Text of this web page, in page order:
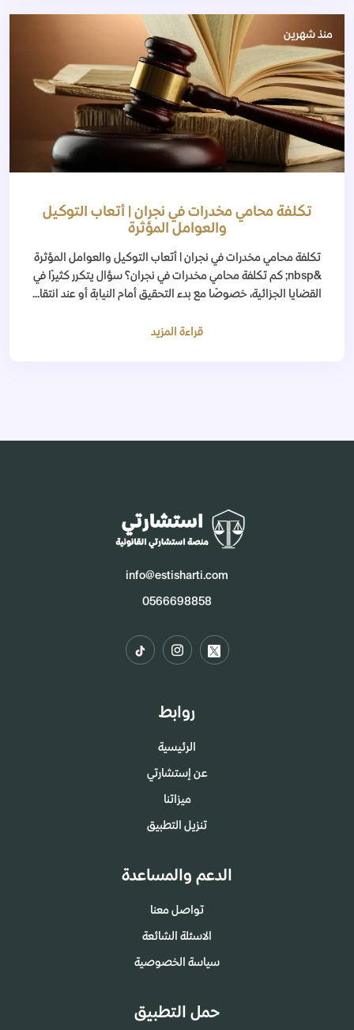
منذ شهرين
تكلفة محامي مخدرات في نجران | أتعاب التوكيل
والعوامل المؤثرة
تكلفة محامي مخدرات في نجران | أتعاب التوكيل والعوامل المؤثرة
&nbsp; كم تكلفة محامي مخدرات في نجران؟ سؤال يتكرر كثيرًا في
القضايا الجزائية، خصوصًا مع بدء التحقيق أمام النيابة أو عند انتقا...
قراءة المزيد
info@estisharti.com
0566698858
روابط
الرئيسية
عن إستشارتي
ميزاتنا
تنزيل التطبيق
الدعم والمساعدة
تواصل معنا
الاسئلة الشائعة
سياسة الخصوصية
حمل التطبيق